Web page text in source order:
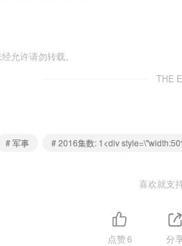
允许请勿转载。
THE
# 军事 # 2016集数: 1<div
喜欢就支
点赞6 分